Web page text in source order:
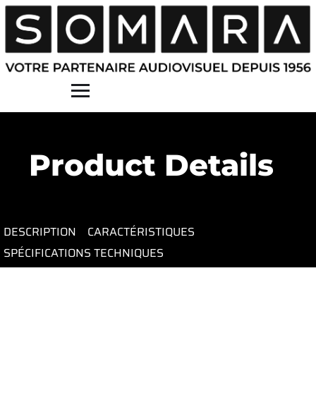
Product Details
DESCRIPTION
CARACTÉRISTIQUES
SPÉCIFICATIONS TECHNIQUES